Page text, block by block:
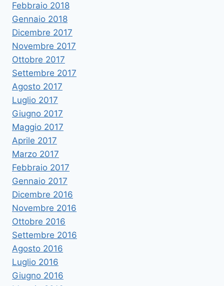
Febbraio 2018
Gennaio 2018
Dicembre 2017
Novembre 2017
Ottobre 2017
Settembre 2017
Agosto 2017
Luglio 2017
Giugno 2017
Maggio 2017
Aprile 2017
Marzo 2017
Febbraio 2017
Gennaio 2017
Dicembre 2016
Novembre 2016
Ottobre 2016
Settembre 2016
Agosto 2016
Luglio 2016
Giugno 2016